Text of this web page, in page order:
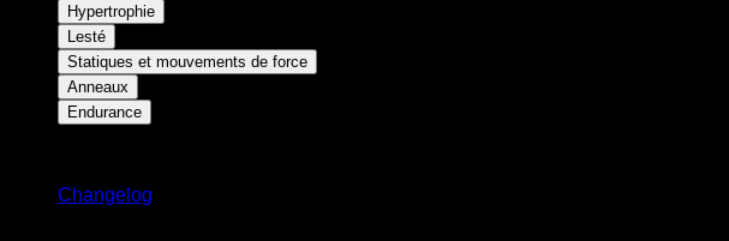
Hypertrophie
Lesté
Statiques et mouvements de force
Anneaux
Endurance
Changelog